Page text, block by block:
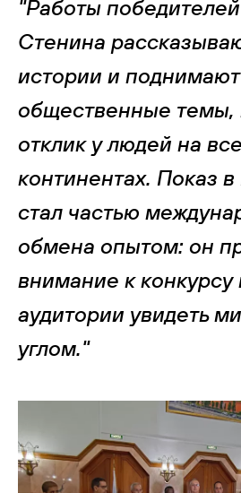
"Работы
Стенина
истории и
общественные темы,
отклик у людей на
континентах. Показ
стал частью
обмена опытом: он
внимание к конкурсу
аудитории увидеть
углом."